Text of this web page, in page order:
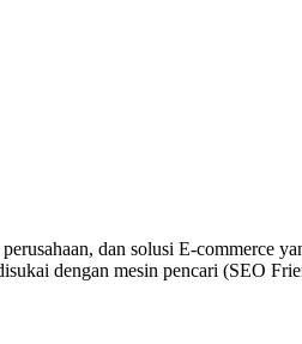
dan solusi E-commerce
dengan mesin pencari (SEO